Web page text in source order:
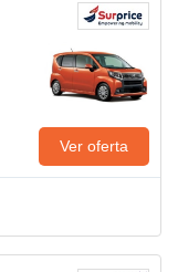
Ver oferta